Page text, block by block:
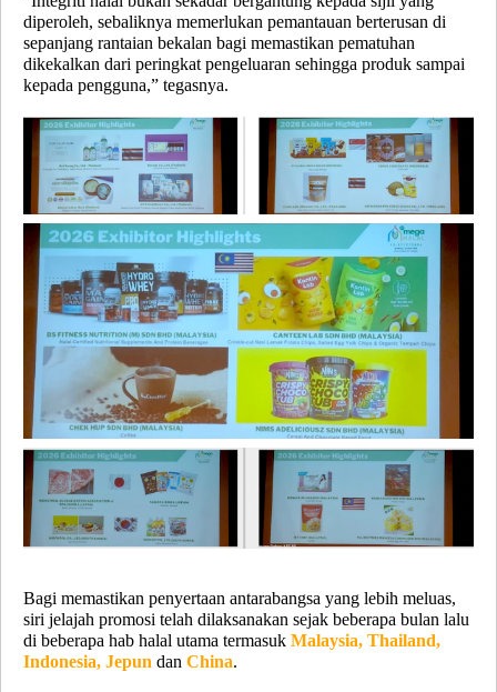
diperoleh, sebaliknya memerlukan pemantauan berterusan di
sepanjang rantaian bekalan bagi memastikan pematuhan
dikekalkan dari peringkat pengeluaran sehingga produk sampai
kepada pengguna,” tegasnya.
Bagi memastikan penyertaan antarabangsa yang lebih meluas,
siri jelajah promosi telah dilaksanakan sejak beberapa bulan lalu
di beberapa hab halal utama termasuk Malaysia, Thailand,
Indonesia, Jepun dan China.